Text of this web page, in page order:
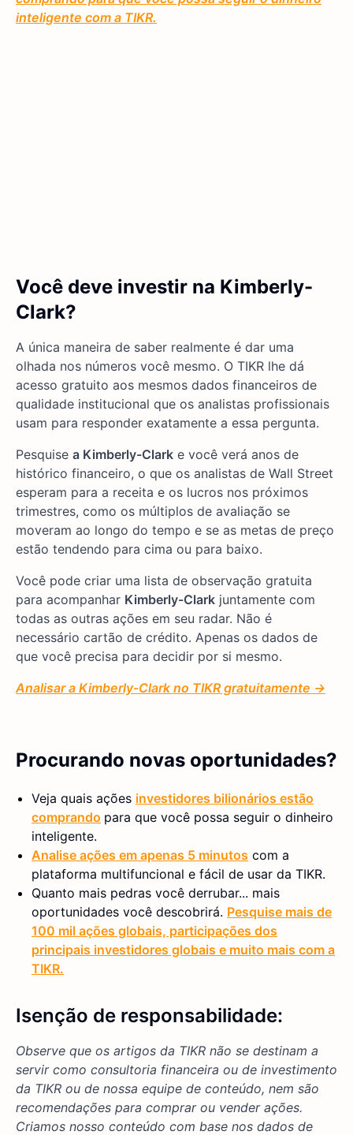
inteligente com a TIKR.
Você deve investir na Kimberly-
Clark?
A única maneira de saber realmente é dar uma
olhada nos números você mesmo. O TIKR lhe dá
acesso gratuito aos mesmos dados financeiros de
qualidade institucional que os analistas profissionais
usam para responder exatamente a essa pergunta.
Pesquise a Kimberly-Clark e você verá anos de
histórico financeiro, o que os analistas de Wall Street
esperam para a receita e os lucros nos próximos
trimestres, como os múltiplos de avaliação se
moveram ao longo do tempo e se as metas de preço
estão tendendo para cima ou para baixo.
Você pode criar uma lista de observação gratuita
para acompanhar Kimberly-Clark juntamente com
todas as outras ações em seu radar. Não é
necessário cartão de crédito. Apenas os dados de
que você precisa para decidir por si mesmo.
Analisar a Kimberly-Clark no TIKR gratuitamente →
Procurando novas oportunidades?
Veja quais ações investidores bilionários estão
comprando para que você possa seguir o dinheiro
inteligente.
Analise ações em apenas 5 minutos com a
plataforma multifuncional e fácil de usar da TIKR.
Quanto mais pedras você derrubar... mais
oportunidades você descobrirá. Pesquise mais de
100 mil ações globais, participações dos
principais investidores globais e muito mais com a
TIKR.
Isenção de responsabilidade:
Observe que os artigos da TIKR não se destinam a
servir como consultoria financeira ou de investimento
da TIKR ou de nossa equipe de conteúdo, nem são
recomendações para comprar ou vender ações.
Criamos nosso conteúdo com base nos dados de